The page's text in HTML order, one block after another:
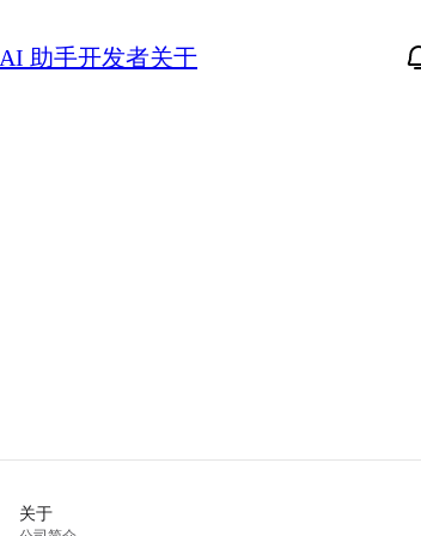
AI 助手开发者关于
关于